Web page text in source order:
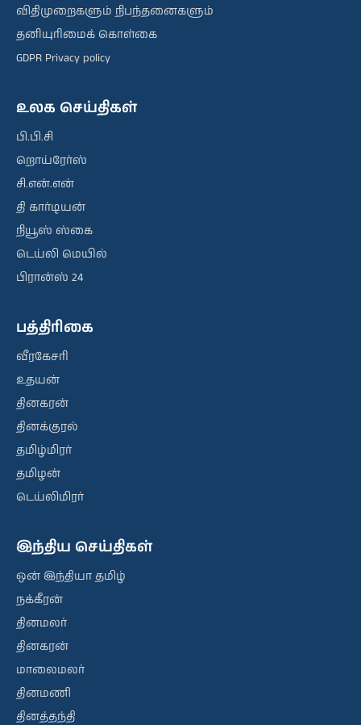
விதிமுறைகளும் நிபந்தனைகளும்
தனியுரிமைக் கொள்கை
GDPR Privacy policy
உலக செய்திகள்
பி.பி.சி
றொய்ரேர்ஸ்
சி.என்.என்
தி கார்டியன்
நியூஸ் ஸ்கை
டெய்லி மெயில்
பிரான்ஸ் 24
பத்திரிகை
வீரகேசரி
உதயன்
தினகரன்
தினக்குரல்
தமிழ்மிரர்
தமிழன்
டெய்லிமிரர்
இந்திய செய்திகள்
ஒன் இந்தியா தமிழ்
நக்கீரன்
தினமலர்
தினகரன்
மாலைமலர்
தினமணி
தினத்தந்தி